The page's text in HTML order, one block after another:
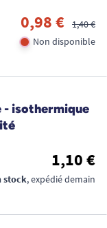
0,98 €
1,40 €
Non disponible
- isothermique
1,10 €
stock, expédié demain